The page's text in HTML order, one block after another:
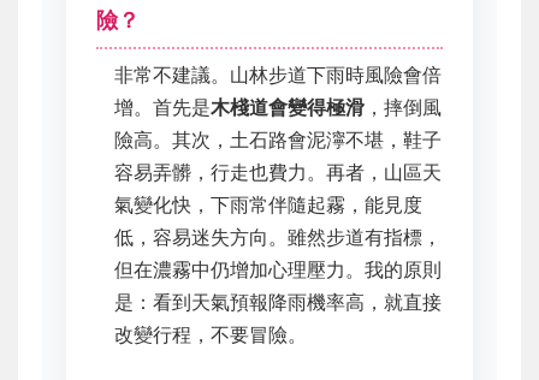
險？
非常不建議。山林步道下雨時風險會倍
增。首先是木棧道會變得極滑 ，摔倒風
險高。其次，土石路會泥濘不堪，鞋子
容易弄髒，行走也費力。再者，山區天
氣變化快，下雨常伴隨起霧，能見度
低，容易迷失方向。雖然步道有指標，
但在濃霧中仍增加心理壓力。我的原則
是：看到天氣預報降雨機率高，就直接
改變行程，不要冒險。